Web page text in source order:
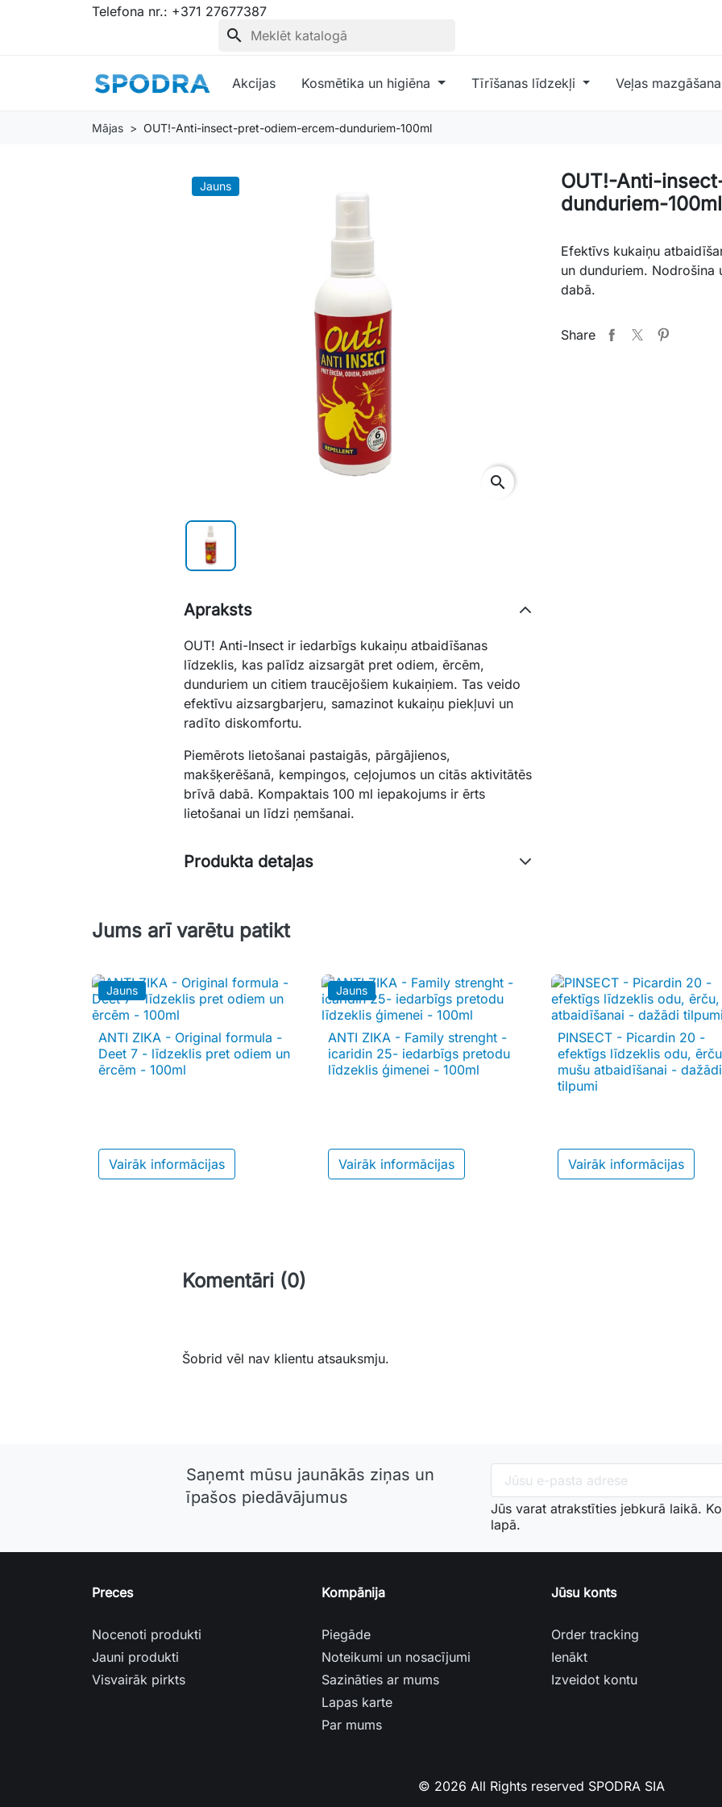
Telefona nr.: +371 27677387
search
Akcijas Kosmētika un higiēna Tīrīšanas līdzekļi Veļas
Mājas OUT!-Anti-insect-pret-odiem-ercem-dunduriem-100ml
Jauns
search
OUT!-Anti-
dunduriem-100ml
Efektīvs kukaiņu
un dunduriem.
dabā.
Share
Apraksts
OUT! Anti-Insect ir iedarbīgs kukaiņu atbaidīšanas
līdzeklis, kas palīdz aizsargāt pret odiem, ērcēm,
dunduriem un citiem traucējošiem kukaiņiem. Tas veido
efektīvu aizsargbarjeru, samazinot kukaiņu piekļuvi un
radīto diskomfortu.
Piemērots lietošanai pastaigās, pārgājienos,
makšķerēšanā, kempingos, ceļojumos un citās aktivitātēs
brīvā dabā. Kompaktais 100 ml iepakojums ir ērts
lietošanai un līdzi ņemšanai.
Produkta detaļas
Jums arī varētu patikt
Jauns
 Īss ieskats
ANTI ZIKA - Original formula -
Deet 7 - līdzeklis pret odiem un
ērcēm - 100ml
Vairāk informācijas
Jauns
 Īss ieskats
ANTI ZIKA - Family strenght -
icaridin 25- iedarbīgs pretodu
līdzeklis ģimenei - 100ml
Vairāk informācijas
 Īss ieskats
PINSECT - Picardin 20 -
efektīgs līdzeklis odu,
mušu atbaidīšanai - dažādi
tilpumi
Vairāk informācijas
Komentāri (0)
Šobrid vēl nav klientu atsauksmju.
Saņemt mūsu jaunākās ziņas un
īpašos piedāvājumus
Jūs varat atrakstīties jebkurā laikā.
lapā.
Preces
nocenoti produkti
jauni produkti
visvairāk pirkts
Kompānija
piegāde
noteikumi un nosacījumi
sazināties ar mums
lapas karte
par mums
Jūsu konts
order tracking
ienākt
izveidot kontu
© 2026 All Rights reserved SPODRA SIA